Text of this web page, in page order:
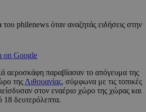
philenews όταν αναζητάς ειδήσεις στην
on Google
αεροσκάφη παραβίασαν το απόγευμα της
της Λιθουανίας, σύμφωνα με τις τοπικές
στον εναέριο χώρο της χώρας και
18 δευτερόλεπτα.